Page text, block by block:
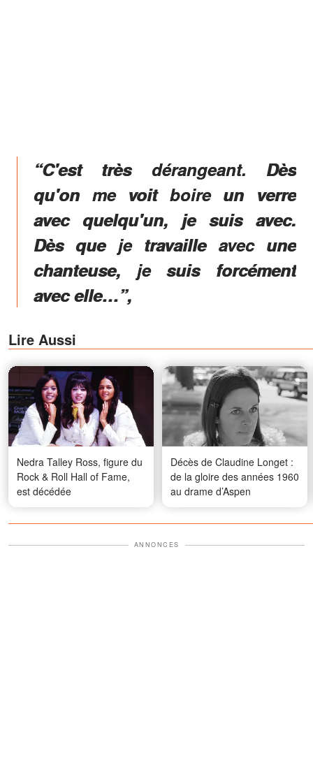
“C'est très dérangeant. Dès
qu'on me voit boire un verre
avec quelqu'un, je suis avec.
Dès que je travaille avec une
chanteuse, je suis forcément
avec elle…”,
Lire Aussi
Nedra Talley Ross, figure du
Rock & Roll Hall of Fame,
est décédée
Décès de Claudine Longet :
de la gloire des années 1960
au drame d’Aspen
ANNONCES